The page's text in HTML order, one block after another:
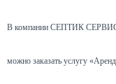
В компании СЕПТИК СЕРВИС,
можно заказать услугу